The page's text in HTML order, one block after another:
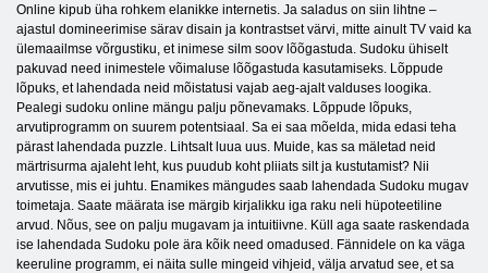
Online kipub üha rohkem elanikke internetis. Ja saladus on siin lihtne –
ajastul domineerimise särav disain ja kontrastset värvi, mitte ainult TV vaid ka
ülemaailmse võrgustiku, et inimese silm soov lõõgastuda. Sudoku ühiselt
pakuvad need inimestele võimaluse lõõgastuda kasutamiseks. Lõppude
lõpuks, et lahendada neid mõistatusi vajab aeg-ajalt valduses loogika.
Pealegi sudoku online mängu palju põnevamaks. Lõppude lõpuks,
arvutiprogramm on suurem potentsiaal. Sa ei saa mõelda, mida edasi teha
pärast lahendada puzzle. Lihtsalt luua uus. Muide, kas sa mäletad neid
märtrisurma ajaleht leht, kus puudub koht pliiats silt ja kustutamist? Nii
arvutisse, mis ei juhtu. Enamikes mängudes saab lahendada Sudoku mugav
toimetaja. Saate määrata ise märgib kirjalikku iga raku neli hüpoteetiline
arvud. Nõus, see on palju mugavam ja intuitiivne. Küll aga saate raskendada
ise lahendada Sudoku pole ära kõik need omadused. Fännidele on ka väga
keeruline programm, ei näita sulle mingeid vihjeid, välja arvatud see, et sa